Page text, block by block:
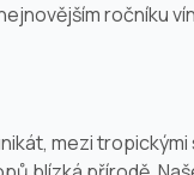
ročníku
mezi